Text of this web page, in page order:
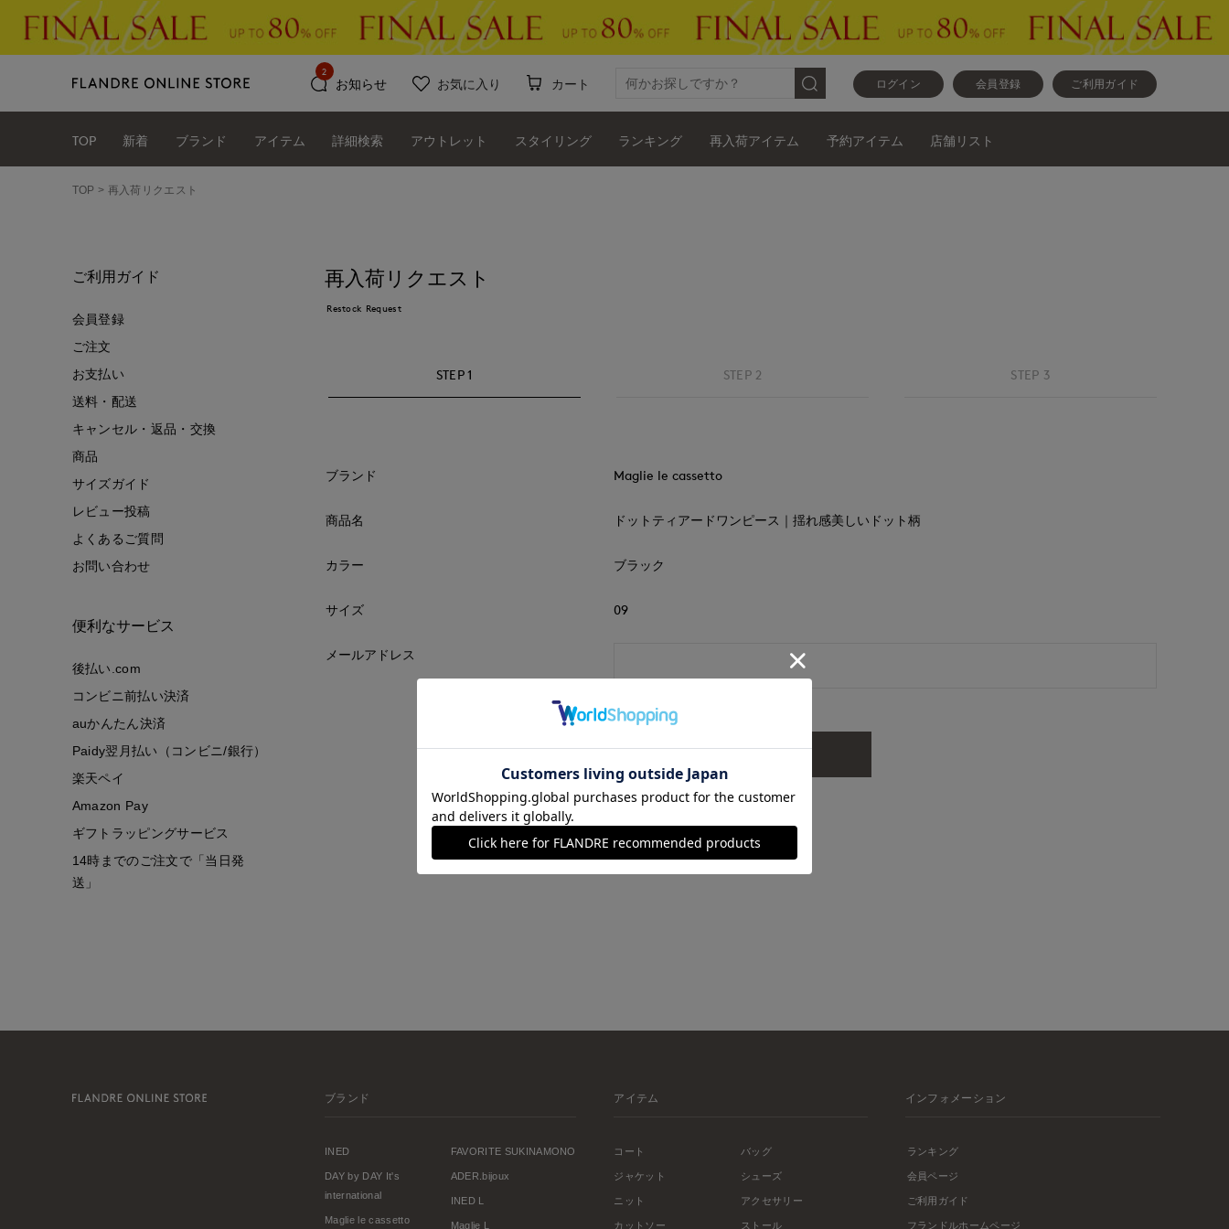
ログイン 会員登録 ご利用ガイド
お知らせ
2
お気に入り カート
TOP 新着 ブランド アイテム 詳細検索 アウトレット スタイリング ランキング 再入荷アイテム 予約アイテム 店舗リスト
TOP 再入荷リクエスト
再入荷リクエスト
Restock Request
STEP 1 STEP 2 STEP 3
ブランド Maglie le cassetto
商品名 ドットティアードワンピース｜揺れ感美しいドット柄
カラー ブラック
サイズ 09
メールアドレス
送信内容確認
ご利用ガイド
会員登録
ご注文
お支払い
送料・配送
キャンセル・返品・交換
商品
サイズガイド
レビュー投稿
よくあるご質問
お問い合わせ
便利なサービス
後払い.com
コンビニ前払い決済
auかんたん決済
Paidy翌月払い（コンビニ/銀行）
楽天ペイ
Amazon Pay
ギフトラッピングサービス
14時までのご注文で「当日発
送」
ブランド
INED
DAY by DAY It's
international
Maglie le cassetto
FAVORITE SUKINAMONO
ADER.bijoux
INED L
Maglie L
アイテム
コート
ジャケット
ニット
カットソー
バッグ
シューズ
アクセサリー
ストール
インフォメーション
ランキング
会員ページ
ご利用ガイド
フランドルホームページ